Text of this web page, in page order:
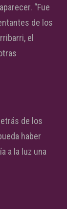
“Fue
de los
el
de los
haber
a la luz una